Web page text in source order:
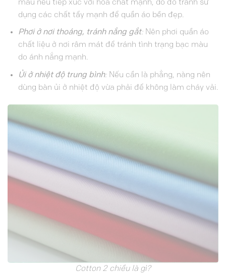
màu nếu tiếp xúc với hóa chất mạnh, do đó tránh sử
dụng các chất tẩy mạnh để quần áo bền đẹp.
Phơi ở nơi thoáng, tránh nắng gắt:Nên phơi quần áo
chất liệu ở nơi râm mát để tránh tình trạng bạc màu
do ánh nắng mạnh.
Ủi ở nhiệt độ trung bình:Nếu cần là phẳng, nàng nên
dùng bàn ủi ở nhiệt độ vừa phải để không làm cháy vải.
Cotton 2 chiều là gì?